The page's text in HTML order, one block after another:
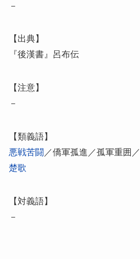
－
【出典】
『後漢書』呂布伝
【注意】
－
【類義語】
悪戦苦闘 ／僑軍孤進／孤軍重囲／
楚歌
【対義語】
－